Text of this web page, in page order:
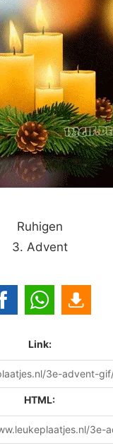
Ruhigen
3. Advent
Link:
HTML: